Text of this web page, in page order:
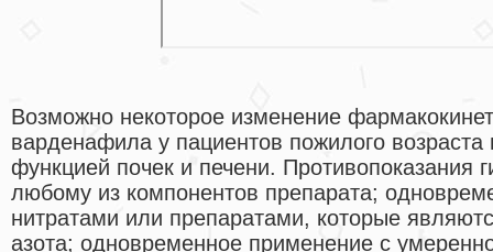
Возможно некоторое изменение
варденафила у пациентов пожилого
функцией почек и печени. Противопоказания
любому из компонентов препарата;
нитратами или препаратами, которые
азота; одновременное применение с